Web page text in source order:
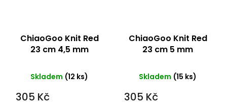
ChiaoGoo Knit Red
23 cm 4,5 mm
Skladem (12 ks)
305 Kč
ChiaoGoo Knit Red
23 cm 5 mm
Skladem (15 ks)
305 Kč